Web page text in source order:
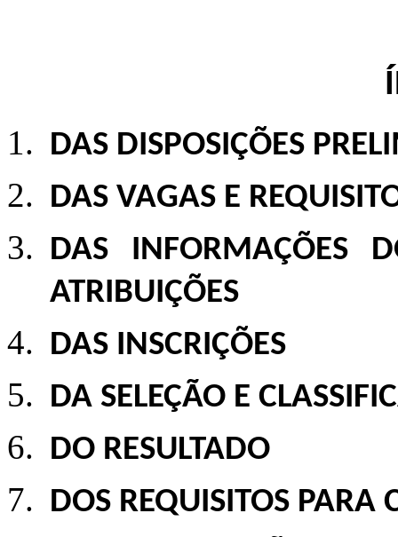
DAS DISPOSIÇÕES
DAS VAGAS E
DAS INFORMAÇÕES
ATRIBUIÇÕES
DAS INSCRIÇÕES
DA SELEÇÃO E
DO RESULTADO
DOS REQUISITOS PARA